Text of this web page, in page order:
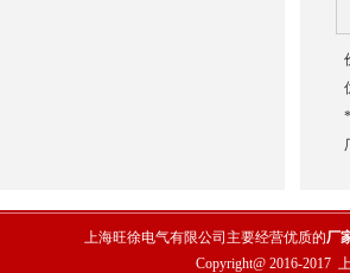
上海旺徐电气有限公司主要经营优质的厂
Copyright@ 2016-2017